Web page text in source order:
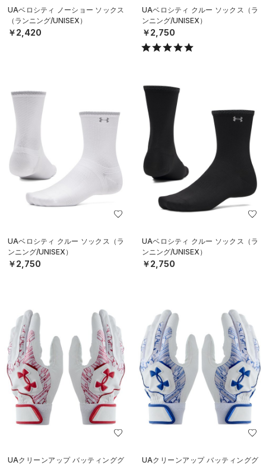
UAベロシティ ノーショー ソックス
（ランニング/UNISEX）
￥2,420
UAベロシティ クルー ソックス（ラ
ンニング/UNISEX）
￥2,750
UAベロシティ クルー ソックス（ラ
ンニング/UNISEX）
￥2,750
UAベロシティ クルー ソックス（ラ
ンニング/UNISEX）
￥2,750
UAクリーンアップ バッティンググ UAクリーンアップ バッティンググ